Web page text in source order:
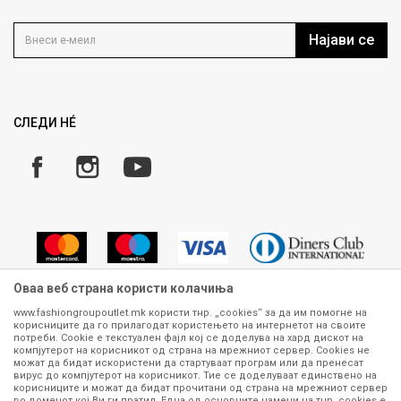
Кариера
Како да купите
Замена и рефундација на производи
Плаќање
Најави се
СЛЕДИ НÉ
Сите информации околу производите кои се изложени на нашата
онлајн продавница се стремиме да бидат конкретни, точни и прецизни,
меѓутоа не можеме да гарантираме дека се без ниту една грешка или
пак дека сите производи во моментот се достапни на залиха.
Фотографиите се најверодостојниот приказ на производот. Доколку
Оваа веб страна користи колачиња
www.fashiongroupoutlet.mk користи тнр. „cookies“ за да им помогне на
корисниците да го прилагодат користењето на интернетот на своите
потреби. Cookie е текстуален фајл кој се доделува на хард дискот на
компјутерот на корисникот од страна на мрежниот сервер. Cookies не
можат да бидат искористени да стартуваат програм или да пренесат
вирус до компјутерот на корисникот. Тие се доделуваат единствено на
корисниците и можат да бидат прочитани од страна на мрежниот сервер